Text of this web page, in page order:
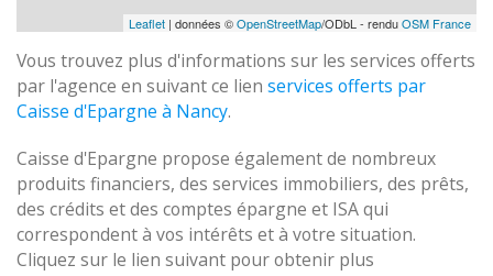
Leaflet | données ©OpenStreetMap/ODbL - renduOSM France
Vous trouvez plus d'informations sur les services offerts
par l'agence en suivant ce lien services offerts par
Caisse d'Epargne à Nancy.
Caisse d'Epargne propose également de nombreux
produits financiers, des services immobiliers, des prêts,
des crédits et des comptes épargne et ISA qui
correspondent à vos intérêts et à votre situation.
Cliquez sur le lien suivant pour obtenir plus